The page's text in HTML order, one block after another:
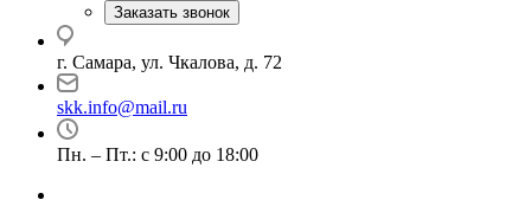
Заказать звонок
г. Самара, ул. Чкалова, д. 72
skk.info@mail.ru
Пн. – Пт.: с 9:00 до 18:00